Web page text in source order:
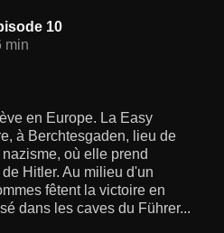
10
min
en Europe. La Easy
à Berchtesgaden, lieu de
où elle prend
Hitler. Au milieu d'un
fêtent la victoire en
dans les caves du Führer...